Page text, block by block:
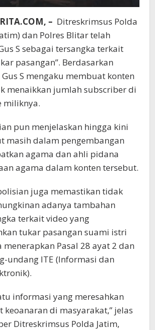
– Ditreskrimsus Polda
dan Polres Blitar telah
S sebagai tersangka terkait
pasangan”. Berdasarkan
S mengaku membuat konten
menaikkan jumlah subscriber di
miliknya.
pun menjelaskan hingga kini
masih dalam pengembangan
agama dan ahli pidana
agama dalam konten tersebut.
juga memastikan tidak
adanya tambahan
terkait video yang
tukar pasangan suami istri
menerapkan Pasal 28 ayat 2 dan
undang ITE (Informasi dan
informasi yang meresahkan
di masyarakat,” jelas
Ditreskrimsus Polda Jatim,